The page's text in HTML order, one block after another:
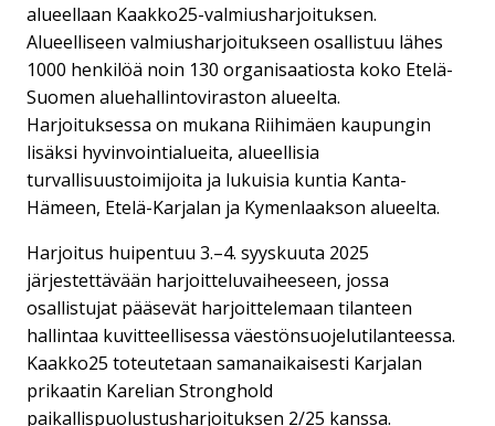
alueellaan Kaakko25-valmiusharjoituksen.
Alueelliseen valmiusharjoitukseen osallistuu lähes
1000 henkilöä noin 130 organisaatiosta koko Etelä-
Suomen aluehallintoviraston alueelta.
Harjoituksessa on mukana Riihimäen kaupungin
lisäksi hyvinvointialueita, alueellisia
turvallisuustoimijoita ja lukuisia kuntia Kanta-
Hämeen, Etelä-Karjalan ja Kymenlaakson alueelta.
Harjoitus huipentuu 3.–4. syyskuuta 2025
järjestettävään harjoitteluvaiheeseen, jossa
osallistujat pääsevät harjoittelemaan tilanteen
hallintaa kuvitteellisessa väestönsuojelutilanteessa.
Kaakko25 toteutetaan samanaikaisesti Karjalan
prikaatin Karelian Stronghold
paikallispuolustusharjoituksen 2/25 kanssa.